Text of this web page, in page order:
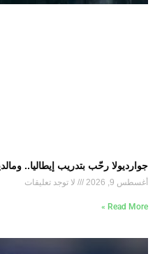
جوارديولا رحّب بتدريب إيطاليا..
أغسطس 9, 2026 لا توجد تعليقات
Read More »